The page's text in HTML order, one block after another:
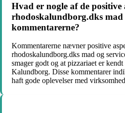
Hvad er nogle af de positive
rhodoskalundborg.dks mad
kommentarerne?
Kommentarerne nævner positive
rhodoskalundborg.dks mad og
smager godt og at pizzariaet er kendt
Kalundborg. Disse kommentarer
haft gode oplevelser med